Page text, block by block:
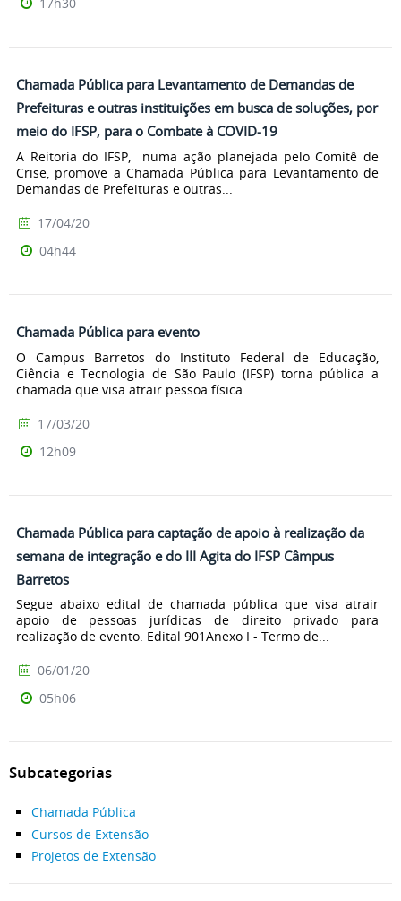
Chamada Pública para Levantamento de Demandas de
Prefeituras e outras instituições em busca de soluções, por
meio do IFSP, para o Combate à COVID-19
A Reitoria do IFSP, numa ação planejada pelo Comitê de
Crise, promove a Chamada Pública para Levantamento de
Demandas de Prefeituras e outras...
17/04/20
04h44
Chamada Pública para evento
O Campus Barretos do Instituto Federal de Educação,
Ciência e Tecnologia de São Paulo (IFSP) torna pública a
chamada que visa atrair pessoa física...
17/03/20
12h09
Chamada Pública para captação de apoio à realização da
semana de integração e do III Agita do IFSP Câmpus
Barretos
Segue abaixo edital de chamada pública que visa atrair
apoio de pessoas jurídicas de direito privado para
realização de evento. Edital 901Anexo I - Termo de...
06/01/20
05h06
Subcategorias
Chamada Pública
Cursos de Extensão
Projetos de Extensão